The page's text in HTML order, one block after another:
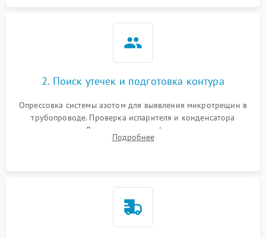
2. Поиск утечек и подготовка контура
Опрессовка системы азотом для выявления микротрещин в
трубопроводе. Проверка испарителя и конденсатора
течеискателем. Демонтаж старого фильтра-осушителя и
продувка капиллярной трубки для устранения засоров.
Подробнее